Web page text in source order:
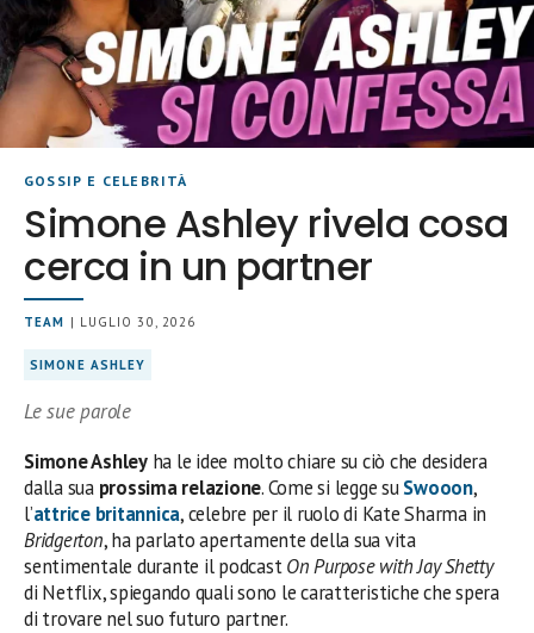
GOSSIP E CELEBRITÀ
Simone Ashley rivela cosa
cerca in un partner
TEAM | LUGLIO 30, 2026
SIMONE ASHLEY
Le sue parole
Simone Ashleyha le idee molto chiare su ciò che desidera
dalla sua prossima relazione. Come si legge suSwooon,
l’attrice britannica, celebre per il ruolo di Kate Sharma in
Bridgerton, ha parlato apertamente della sua vita
sentimentale durante il podcastOn Purpose with Jay Shetty
di Netflix, spiegando quali sono le caratteristiche che spera
di trovare nel suo futuro partner.